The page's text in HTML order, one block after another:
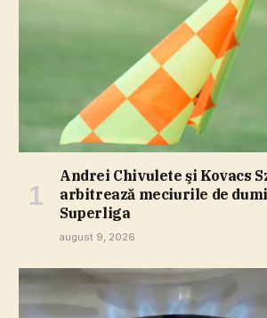
Andrei Chivulete şi Kovacs
arbitrează meciurile de
Superliga
august 9, 2026